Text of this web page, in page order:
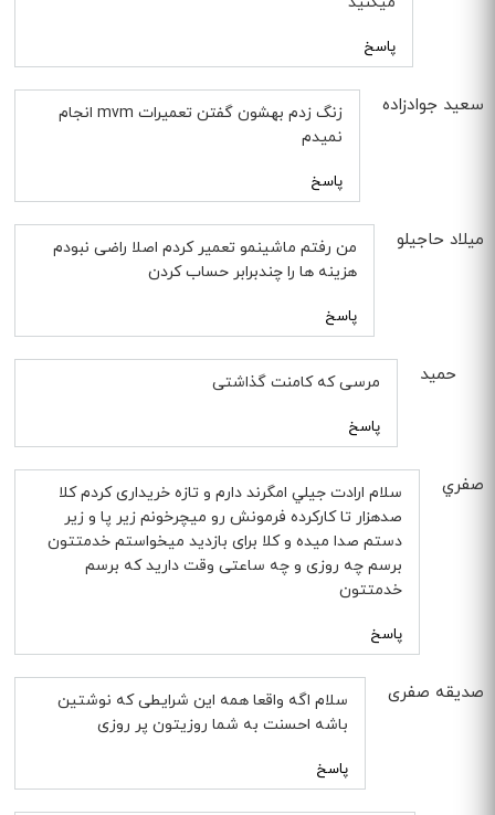
پاسخ
سعید جوادزاده
زنگ زدم بهشون گفتن تعمیرات mvm انجام
نمیدم
پاسخ
میلاد حاجیلو
من رفتم ماشینمو تعمیر کردم اصلا راضی نبودم
هزینه ها را چندبرابر حساب کردن
پاسخ
حمید مرسی که کامنت گذاشتی
پاسخ
صفري
سلام ارادت جيلي امگرند دارم و تازه خریداری کردم کلا
صدهزار تا کارکرده فرمونش رو میچرخونم زیر پا و زیر
دستم صدا میده و کلا برای بازدید میخواستم خدمتتون
برسم چه روزی و چه ساعتی وقت دارید که برسم
خدمتتون
پاسخ
صدیقه صفری
سلام اگه واقعا همه این شرایطی که نوشتین
باشه احسنت به شما روزیتون پر روزی
پاسخ